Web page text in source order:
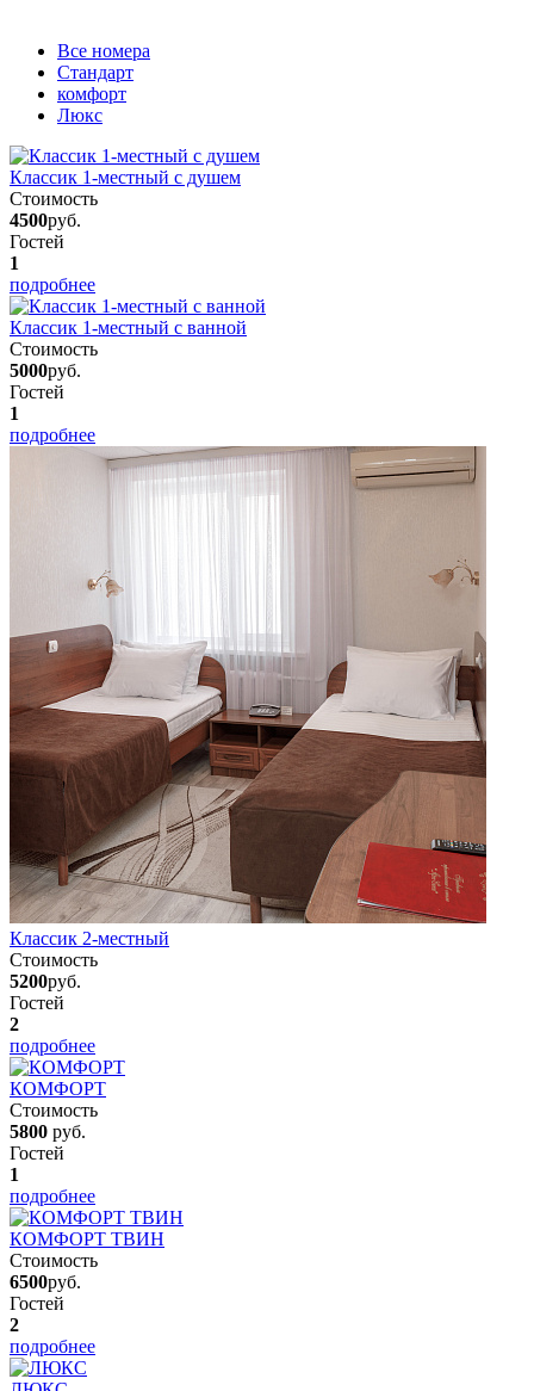
Вcе номера
Стандарт
комфорт
Люкс
Классик 1-местный с душем
Стоимость
4500руб.
Гостей
1
подробнее
Классик 1-местный с ванной
Стоимость
5000руб.
Гостей
1
подробнее
Классик 2-местный
Стоимость
5200руб.
Гостей
2
подробнее
КОМФОРТ
Стоимость
5800 руб.
Гостей
1
подробнее
КОМФОРТ ТВИН
Стоимость
6500руб.
Гостей
2
подробнее